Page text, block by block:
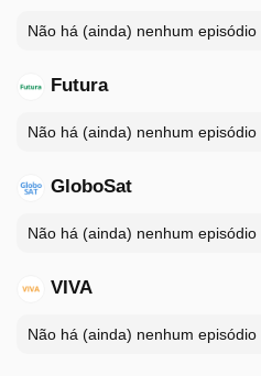
Não há (ainda) nenhum episódio
Futura
Não há (ainda) nenhum episódio
GloboSat
Não há (ainda) nenhum episódio
VIVA
Não há (ainda) nenhum episódio